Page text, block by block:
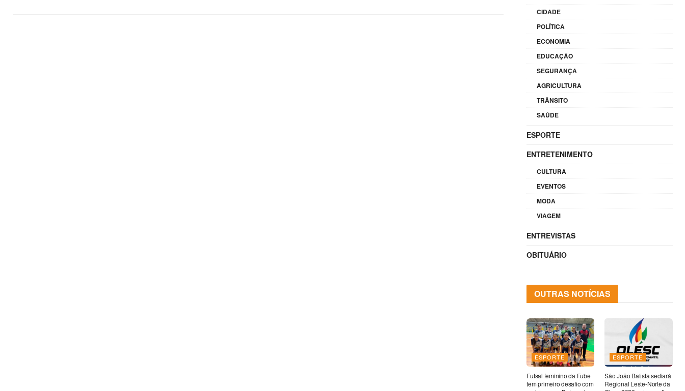
CIDADE
POLÍTICA
ECONOMIA
EDUCAÇÃO
SEGURANÇA
AGRICULTURA
TRÂNSITO
SAÚDE
ESPORTE
ENTRETENIMENTO
CULTURA
EVENTOS
MODA
VIAGEM
ENTREVISTAS
OBITUÁRIO
OUTRAS NOTÍCIAS
ESPORTE
Futsal feminino da Fube
tem primeiro desafio com
ESPORTE
São João Batista sediará
Regional Leste-Norte da